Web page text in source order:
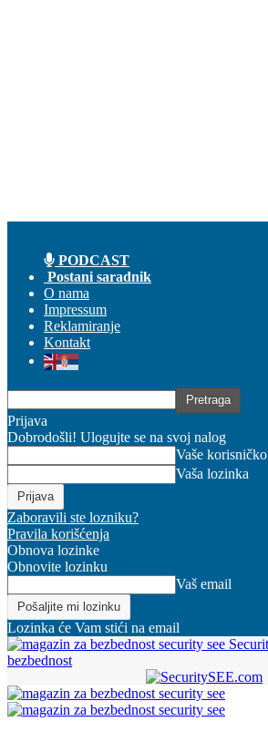
PODCAST
Postani saradnik
O nama
Impressum
Reklamiranje
Kontakt
Prijava
Dobrodošli! Ulogujte se na svoj nalog
Vaše
Vaša lozinka
Zaboravili ste lozniku?
Pravila korišćenja
Obnova lozinke
Obnovite lozinku
Vaš email
Lozinka će Vam stići na email
bezbednost